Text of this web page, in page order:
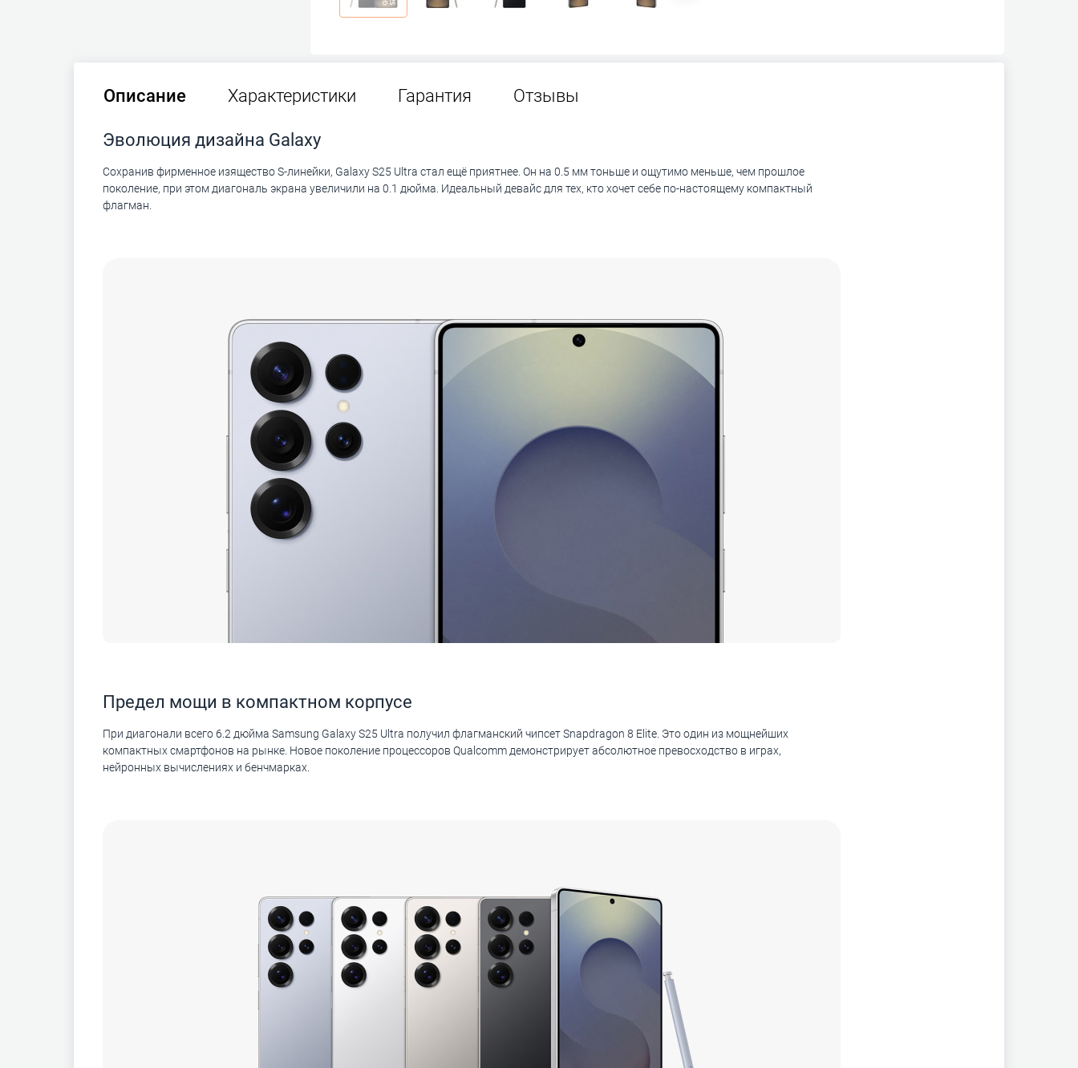
Описание Характеристики Гарантия Отзывы
Эволюция дизайна Galaxy
Сохранив фирменное изящество S-линейки, Galaxy S25 Ultra стал ещё приятнее. Он на 0.5 мм тоньше и ощутимо меньше, чем прошлое
поколение, при этом диагональ экрана увеличили на 0.1 дюйма. Идеальный девайс для тех, кто хочет себе по-настоящему компактный
флагман.
Предел мощи в компактном корпусе
При диагонали всего 6.2 дюйма Samsung Galaxy S25 Ultra получил флагманский чипсет Snapdragon 8 Elite. Это один из мощнейших
компактных смартфонов на рынке. Новое поколение процессоров Qualcomm демонстрирует абсолютное превосходство в играх,
нейронных вычислениях и бенчмарках.